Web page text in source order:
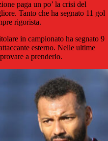
paga un po’ la crisi del
Tanto che ha segnato 11 gol
rigorista.
in campionato ha segnato 9
esterno. Nelle ultime
a prenderlo.